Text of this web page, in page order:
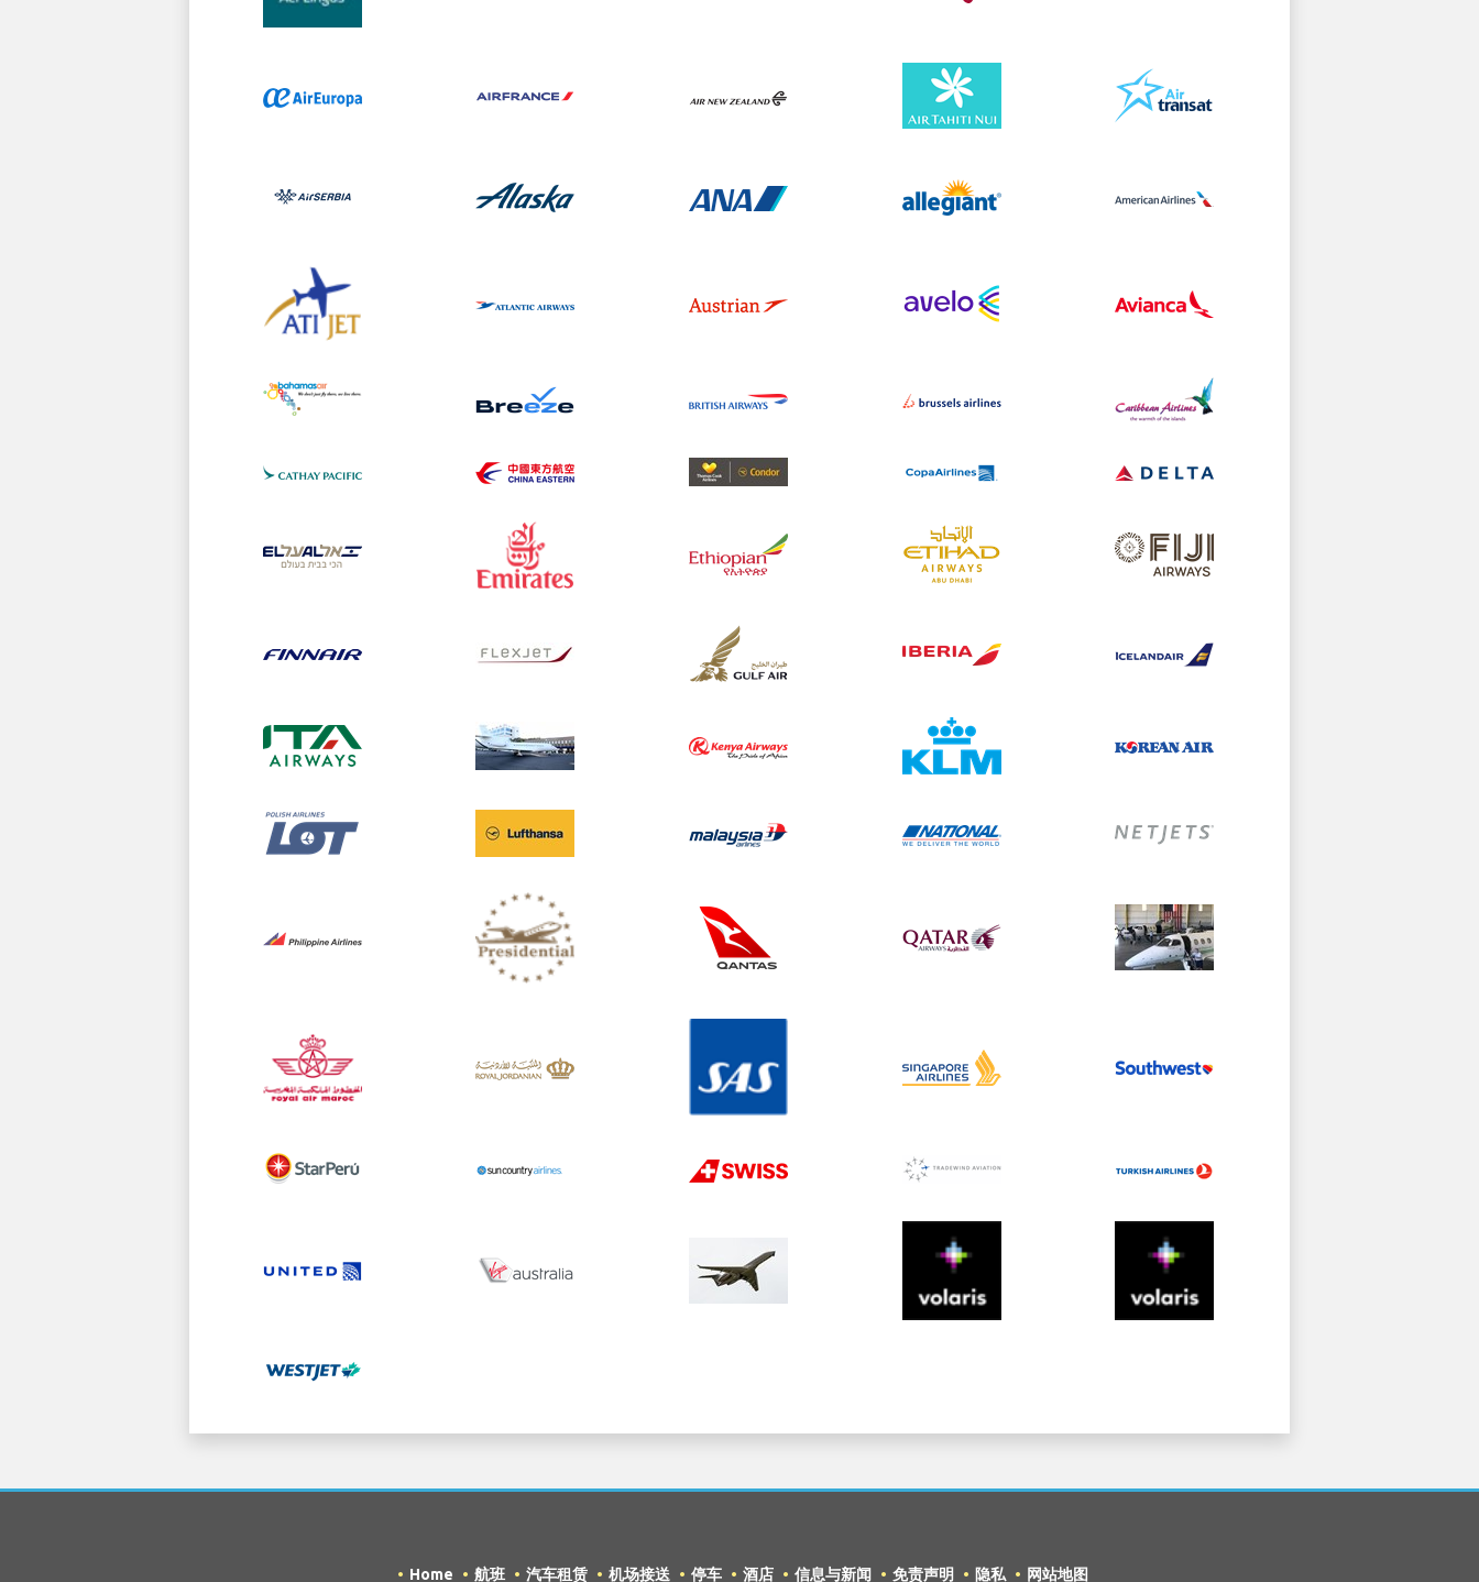
Home 航班 汽车租赁 机场接送 停车 酒店 信息与新闻 免责声明 隐私 网站地图